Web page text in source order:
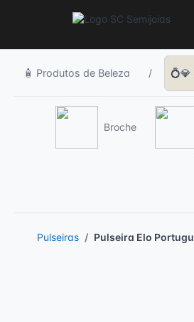
🧴 Produtos de Beleza / 💍💎
Broche
Pulseiras Pulseira Elo